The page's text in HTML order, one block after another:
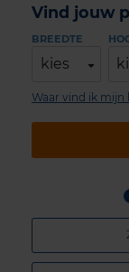
Vind jouw
BREEDTE
kies
Waar vind ik mijn